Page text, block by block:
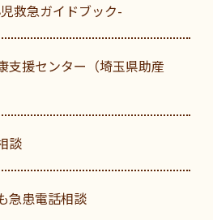
救急ガイドブック-
支援センター（埼玉県助産
談
急患電話相談